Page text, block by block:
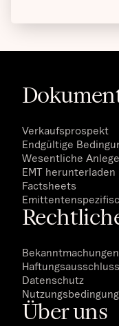
Verkaufsprospekt
Endgültige
Wesentliche
EMT herunterladen
Factsheets
Bekanntmachungen
Haftungsausschluss
Datenschutz
Über uns